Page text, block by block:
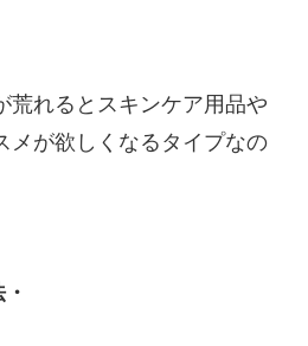
荒れるとスキンケア用品や
メが欲しくなるタイプなの